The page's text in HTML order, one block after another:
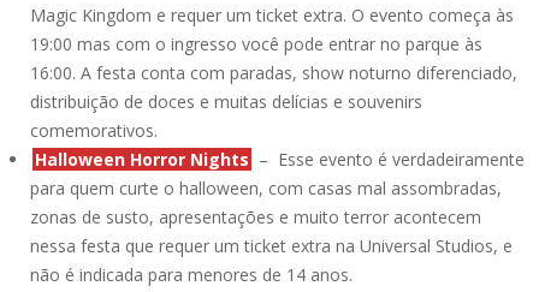
Magic Kingdom e requer um ticket extra. O evento começa às
19:00 mas com o ingresso você pode entrar no parque às
16:00. A festa conta com paradas, show noturno diferenciado,
distribuição de doces e muitas delícias e souvenirs
comemorativos.
Halloween Horror Nights – Esse evento é verdadeiramente
para quem curte o halloween, com casas mal assombradas,
zonas de susto, apresentações e muito terror acontecem
nessa festa que requer um ticket extra na Universal Studios, e
não é indicada para menores de 14 anos.